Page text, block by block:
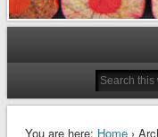
You are here: Home›